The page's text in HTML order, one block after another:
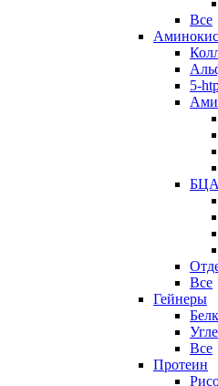
Все
5-
Все
Гейнеры
Все
Протеин